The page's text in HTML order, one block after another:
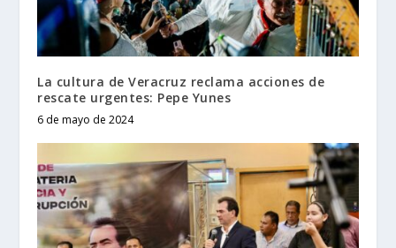
La cultura de Veracruz reclama acciones de
rescate urgentes: Pepe Yunes
6 de mayo de 2024